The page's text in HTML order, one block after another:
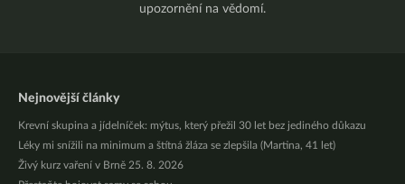
upozornění na vědomí.
Nejnovější články
Krevní skupina a jídelníček: mýtus, který přežil 30 let bez jediného důkazu
Léky mi snížili na minimum a štítná žláza se zlepšila (Martina, 41 let)
Živý kurz vaření v Brně 25. 8. 2026